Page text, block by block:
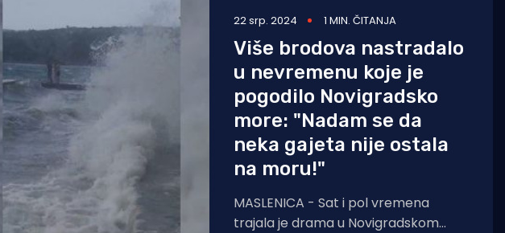
22 srp. 2024 1 MIN. ČITANJA
Više brodova nastradalo
u nevremenu koje je
pogodilo Novigradsko
more: "Nadam se da
neka gajeta nije ostala
na moru!"
MASLENICA - Sat i pol vremena
trajala je drama u Novigradskom